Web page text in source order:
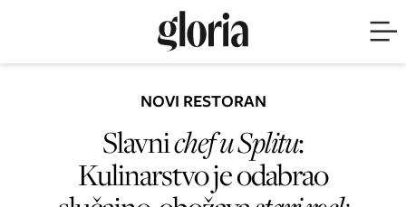
NOVI RESTORAN
Slavnichef u Splitu:
Kulinarstvo je odabrao